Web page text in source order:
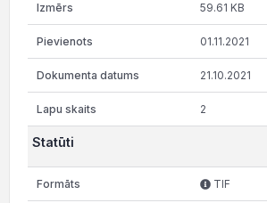
59.61 KB
01.11.2021
21.10.2021
2
Statūti
TIF